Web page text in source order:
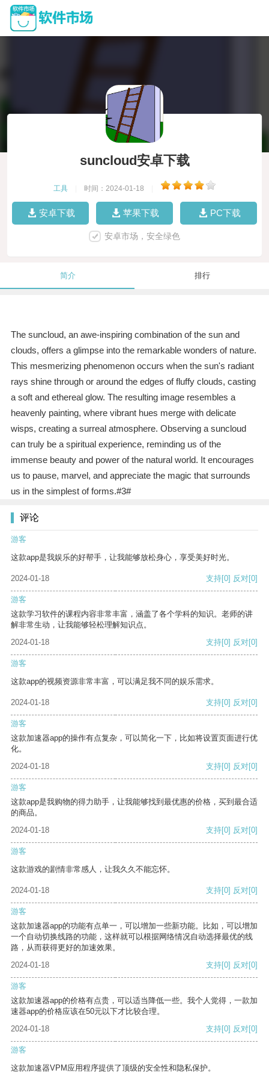
suncloud安卓下载
工具 时间：2024-01-18
安卓下载 苹果下载 PC下载
安卓市场，安全绿色
简介 排行
The suncloud, an awe-inspiring combination of the sun and
clouds, offers a glimpse into the remarkable wonders of nature.
This mesmerizing phenomenon occurs when the sun's radiant
rays shine through or around the edges of fluffy clouds, casting
a soft and ethereal glow. The resulting image resembles a
heavenly painting, where vibrant hues merge with delicate
wisps, creating a surreal atmosphere. Observing a suncloud
can truly be a spiritual experience, reminding us of the
immense beauty and power of the natural world. It encourages
us to pause, marvel, and appreciate the magic that surrounds
us in the simplest of forms.#3#
评论
游客
这款app是我娱乐的好帮手，让我能够放松身心，享受美好时光。
2024-01-18 支持[0] 反对[0]
游客
这款学习软件的课程内容非常丰富，涵盖了各个学科的知识。老师的讲
解非常生动，让我能够轻松理解知识点。
2024-01-18
支持[0] 反对[0]
游客
这款app的视频资源非常丰富，可以满足我不同的娱乐需求。
2024-01-18 支持[0] 反对[0]
游客
这款加速器app的操作有点复杂，可以简化一下，比如将设置页面进行优
化。
2024-01-18
支持[0] 反对[0]
游客
这款app是我购物的得力助手，让我能够找到最优惠的价格，买到最合适
的商品。
2024-01-18
支持[0] 反对[0]
游客
这款游戏的剧情非常感人，让我久久不能忘怀。
2024-01-18 支持[0] 反对[0]
游客
这款加速器app的功能有点单一，可以增加一些新功能。比如，可以增加
一个自动切换线路的功能，这样就可以根据网络情况自动选择最优的线
路，从而获得更好的加速效果。
2024-01-18
支持[0] 反对[0]
游客
这款加速器app的价格有点贵，可以适当降低一些。我个人觉得，一款加
速器app的价格应该在50元以下才比较合理。
2024-01-18
支持[0] 反对[0]
游客
这款加速器VPM应用程序提供了顶级的安全性和隐私保护。